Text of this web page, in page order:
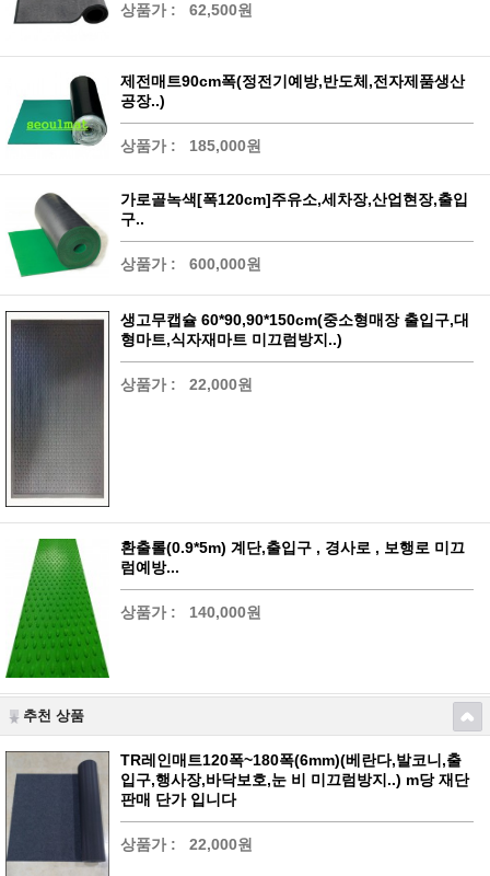
상품가 : 62,500원
제전매트90cm폭(정전기예방,반도체,전자제품생산
공장..)
상품가 : 185,000원
가로골녹색[폭120cm]주유소,세차장,산업현장,출입
구..
상품가 : 600,000원
생고무캡슐 60*90,90*150cm(중소형매장 출입구,대
형마트,식자재마트 미끄럼방지..)
상품가 : 22,000원
환출롤(0.9*5m) 계단,출입구 , 경사로 , 보행로 미끄
럼예방...
상품가 : 140,000원
추천 상품
TR레인매트120폭~180폭(6mm)(베란다,발코니,출
입구,행사장,바닥보호,눈 비 미끄럼방지..) m당 재단
판매 단가 입니다
상품가 : 22,000원